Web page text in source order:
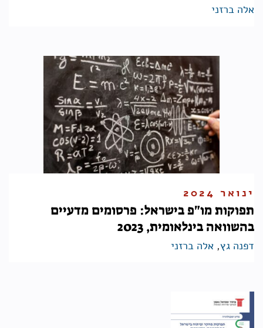
אלה ברזני
ינואר 2024
תפוקות מו"פ בישראל: פרסומים מדעיים
בהשוואה בינלאומית, 2023
דפנה גץ, אלה ברזני